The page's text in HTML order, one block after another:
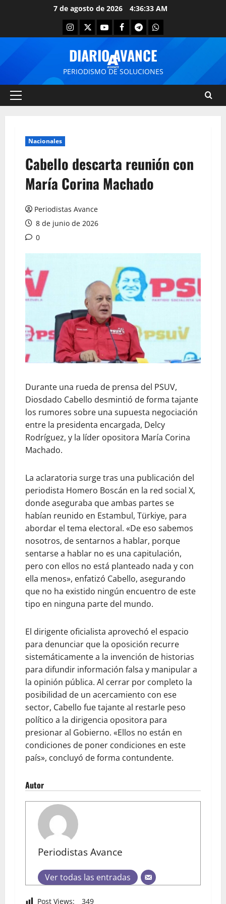
7 de agosto de 2026 4:36:34 AM
DIARIO AVANCE
PERIODISMO DE SOLUCIONES
Nacionales
Cabello descarta reunión con
María Corina Machado
Periodistas Avance
8 de junio de 2026
0
Durante una rueda de prensa del PSUV,
Diosdado Cabello desmintió de forma tajante
los rumores sobre una supuesta negociación
entre la presidenta encargada, Delcy
Rodríguez, y la líder opositora María Corina
Machado.
La aclaratoria surge tras una publicación del
periodista Homero Boscán en la red social X,
donde aseguraba que ambas partes se
habían reunido en Estambul, Türkiye, para
abordar el tema electoral. «De eso sabemos
nosotros, de sentarnos a hablar, porque
sentarse a hablar no es una capitulación,
pero con ellos no está planteado nada y con
ella menos», enfatizó Cabello, asegurando
que no ha existido ningún encuentro de este
tipo en ninguna parte del mundo.
El dirigente oficialista aprovechó el espacio
para denunciar que la oposición recurre
sistemáticamente a la invención de historias
para difundir información falsa y manipular a
la opinión pública. Al cerrar por completo la
posibilidad de un acercamiento con ese
sector, Cabello fue tajante al restarle peso
político a la dirigencia opositora para
presionar al Gobierno. «Ellos no están en
condiciones de poner condiciones en este
país», concluyó de forma contundente.
Autor
Periodistas Avance
Ver todas las entradas
Post Views: 349